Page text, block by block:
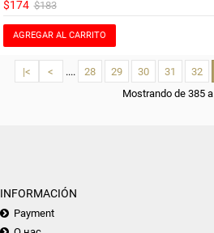
$174 $183
AGREGAR AL CARRITO
|< < .... 28 29 30 31 32
Mostrando de 385
INFORMACIÓN
Payment